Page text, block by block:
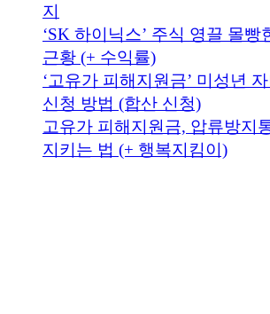
지
‘SK 하이닉스’ 주식 영끌 몰빵
근황 (+ 수익률)
‘고유가 피해지원금’ 미성년
신청 방법 (합산 신청)
고유가 피해지원금, 압류방지
지키는 법 (+ 행복지킴이)